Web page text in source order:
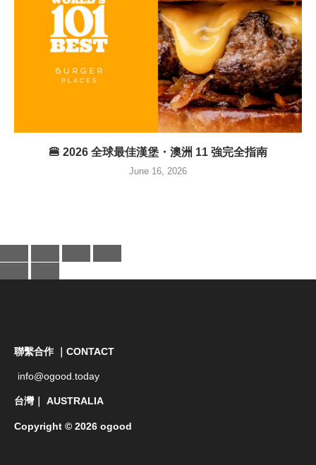
🍔 2026 全球最佳漢堡・澳洲 11 強完全指南
June 16, 2026
聯繫合作 ｜CONTACT
info@ogood.today
台灣｜ AUSTRALIA
Copyright © 2026 ogood